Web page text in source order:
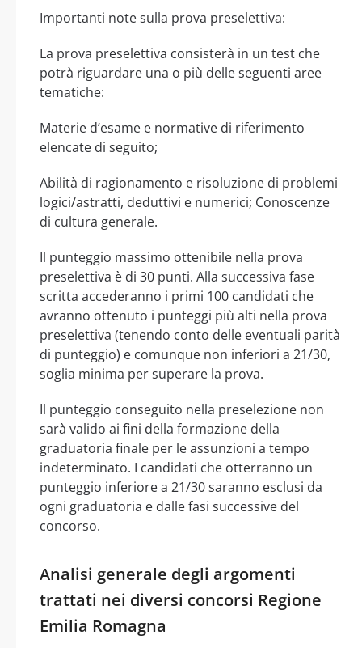
Importanti note sulla prova preselettiva:
La prova preselettiva consisterà in un test che
potrà riguardare una o più delle seguenti aree
tematiche:
Materie d’esame e normative di riferimento
elencate di seguito;
Abilità di ragionamento e risoluzione di problemi
logici/astratti, deduttivi e numerici; Conoscenze
di cultura generale.
Il punteggio massimo ottenibile nella prova
preselettiva è di 30 punti. Alla successiva fase
scritta accederanno i primi 100 candidati che
avranno ottenuto i punteggi più alti nella prova
preselettiva (tenendo conto delle eventuali parità
di punteggio) e comunque non inferiori a 21/30,
soglia minima per superare la prova.
Il punteggio conseguito nella preselezione non
sarà valido ai fini della formazione della
graduatoria finale per le assunzioni a tempo
indeterminato. I candidati che otterranno un
punteggio inferiore a 21/30 saranno esclusi da
ogni graduatoria e dalle fasi successive del
concorso.
Analisi generale degli argomenti
trattati nei diversi concorsi Regione
Emilia Romagna